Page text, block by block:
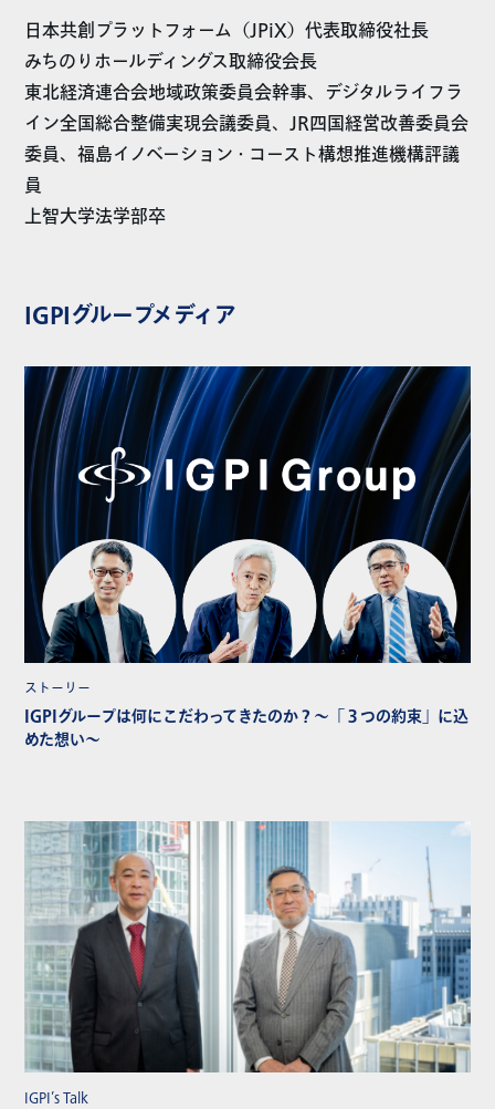
日本共創プラットフォーム（JPiX）代表取締役社長
みちのりホールディングス取締役会長
東北経済連合会地域政策委員会幹事、デジタルライフラ
イン全国総合整備実現会議委員、JR四国経営改善委員会
委員、福島イノベーション・コースト構想推進機構評議
員
上智大学法学部卒
IGPIグループメディア
ストーリー
IGPIグループは何にこだわってきたのか？～「３つの約束」に込
めた想い～
IGPI’s Talk